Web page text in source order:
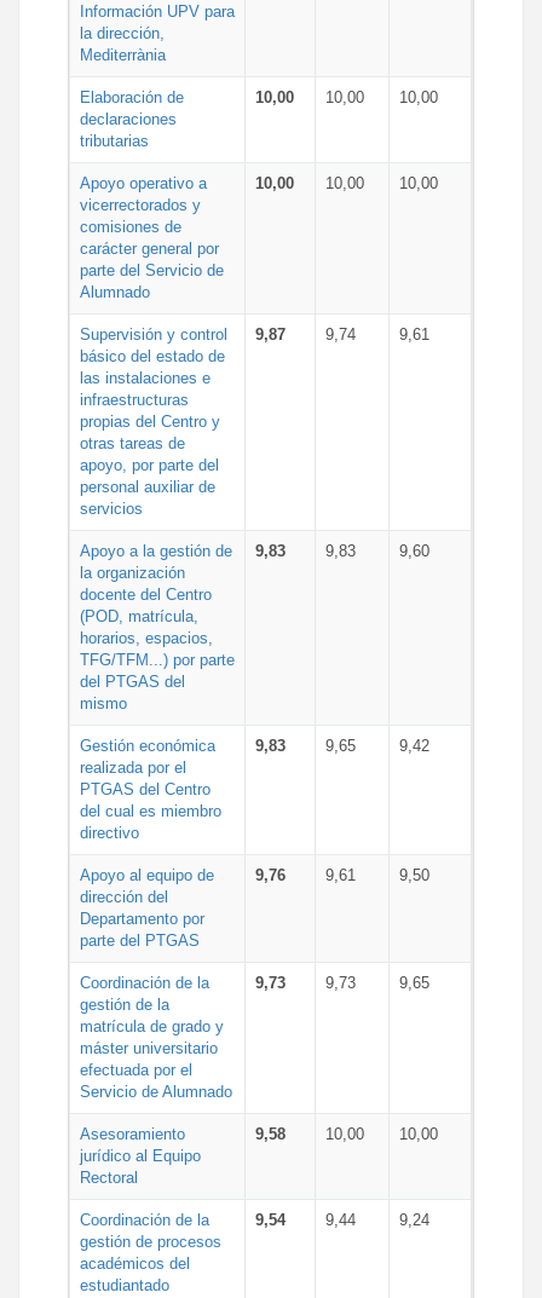
Información UPV para
la dirección,
Mediterrània
Elaboración de
declaraciones
tributarias
10,00 10,00 10,00
Apoyo operativo a
vicerrectorados y
comisiones de
carácter general por
parte del Servicio de
Alumnado
10,00 10,00 10,00
Supervisión y control
básico del estado de
las instalaciones e
infraestructuras
propias del Centro y
otras tareas de
apoyo, por parte del
personal auxiliar de
servicios
9,87 9,74 9,61
Apoyo a la gestión de
la organización
docente del Centro
(POD, matrícula,
horarios, espacios,
TFG/TFM...) por parte
del PTGAS del
mismo
9,83 9,83 9,60
Gestión económica
realizada por el
PTGAS del Centro
del cual es miembro
directivo
9,83 9,65 9,42
Apoyo al equipo de
dirección del
Departamento por
parte del PTGAS
9,76 9,61 9,50
Coordinación de la
gestión de la
matrícula de grado y
máster universitario
efectuada por el
Servicio de Alumnado
9,73 9,73 9,65
Asesoramiento
jurídico al Equipo
Rectoral
9,58 10,00 10,00
Coordinación de la
gestión de procesos
académicos del
estudiantado
9,54 9,44 9,24